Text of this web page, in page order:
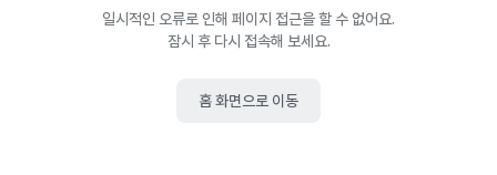
일시적인 오류로 인해 페이지 접근을 할 수 없어요.
잠시 후 다시 접속해 보세요.
홈 화면으로 이동